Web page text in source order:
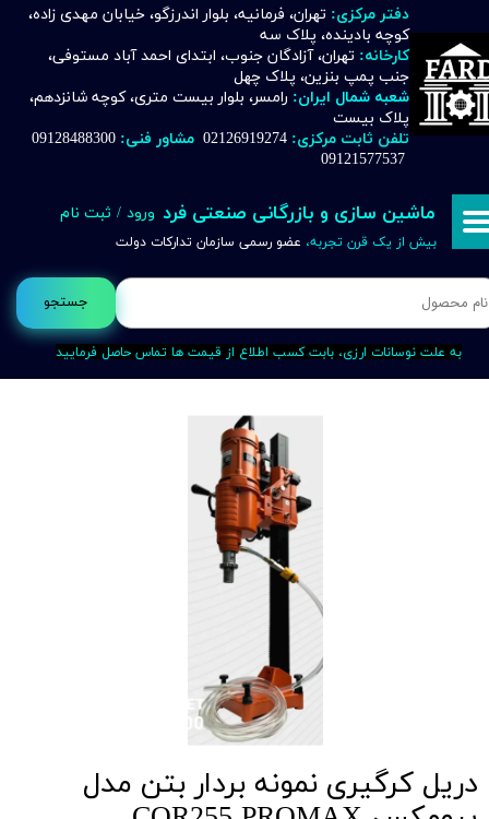
جستجو
دفتر مرکزی: تهران، فرمانیه، بلوار اندرزگو، خیابان مهدی زاده،
کوچه بادینده، پلاک سه
کارخانه: تهران، آزادگان جنوب، ابتدای احمد آباد مستوفی،
جنب پمپ بنزین، پلاک چهل
شعبه شمال ایران: رامسر، بلوار بیست متری، کوچه شانزدهم،
پلاک بیست
تلفن ثابت مرکزی: 02126919274 مشاور فنی:
09121577537
ماشین سازی و بازرگانی صنعتی فرد
بیش از یک قرن تجربه، عضو رسمی سازمان تدارکات دولت
ورود / ثبت نام
حساب کاربری من
تغییر گذر واژه
خروج از حساب کاربری
به علت نوسانات ارزی، بابت کسب اطلاع از قیمت ها تماس حاصل فرمایید
دریل کرگیری نمونه بردار بتن مدل